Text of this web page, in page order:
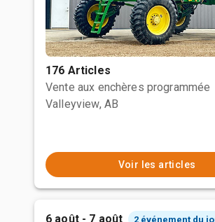
176 Articles
Vente aux enchères programmée
Valleyview, AB
Voir les articles
6 août - 7 août 2 événement du